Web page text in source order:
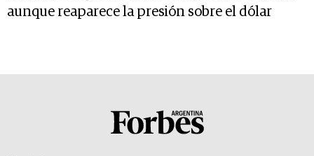
aunque reaparece la presión sobre el dólar